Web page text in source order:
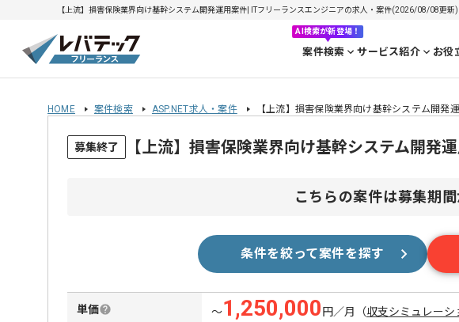
【上流】損害保険業界向け基幹システム開発運用案件| ITフリーランスエンジニアの求人・案件(2026/08/08更新)
AI検索が新登場！
案件検索 サービス紹介 お役
HOME 案件検索 ASP.NET求人・案件 【上流】損害保険業界向け基幹システム開発
募集終了 【上流】損害保険業界向け基幹システム開発
こちらの案件は募集期
条件を絞って案件を探す
単価 〜1,250,000 円／月 （収支シミュレーシ